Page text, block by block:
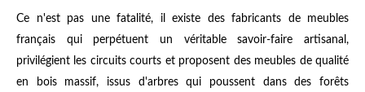
Ce n'est pas une fatalité, il existe des fabricants de meubles
français qui perpétuent un véritable savoir-faire artisanal,
privilégient les circuits courts et proposent des meubles de qualité
en bois massif, issus d'arbres qui poussent dans des forêts